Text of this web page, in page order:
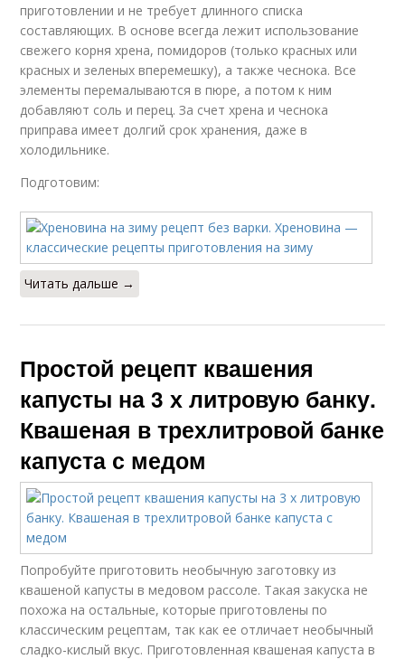
приготовлении и не требует длинного списка
составляющих. В основе всегда лежит использование
свежего корня хрена, помидоров (только красных или
красных и зеленых вперемешку), а также чеснока. Все
элементы перемалываются в пюре, а потом к ним
добавляют соль и перец. За счет хрена и чеснока
приправа имеет долгий срок хранения, даже в
холодильнике.
Подготовим:
Читать дальше →
Простой рецепт квашения
капусты на 3 х литровую банку.
Квашеная в трехлитровой банке
капуста с медом
Попробуйте приготовить необычную заготовку из
квашеной капусты в медовом рассоле. Такая закуска не
похожа на остальные, которые приготовлены по
классическим рецептам, так как ее отличает необычный
сладко-кислый вкус. Приготовленная квашеная капуста в